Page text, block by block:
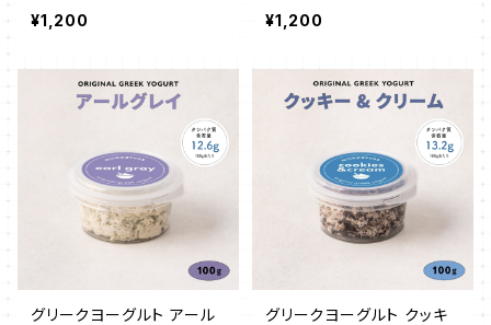
00g
¥1,200
¥1,200
グリークヨーグルト アール
グリークヨーグルト クッキ